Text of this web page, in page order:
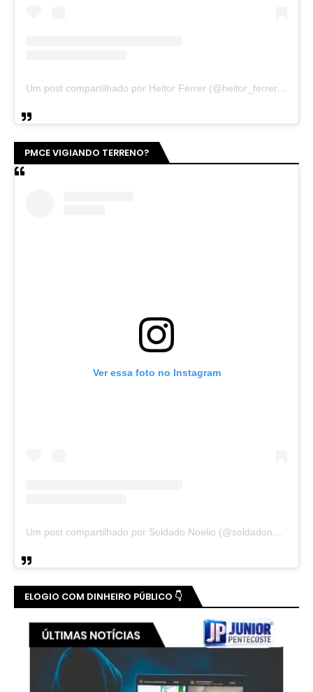
Um post compartilhado por Heitor Férrer (@heitor_ferrer77)
PMCE VIGIANDO TERRENO?
Ver essa foto no Instagram
Um post compartilhado por Soldado Noelio (@soldadonoelio)
ELOGIO COM DINHEIRO PÚBLICO 👇